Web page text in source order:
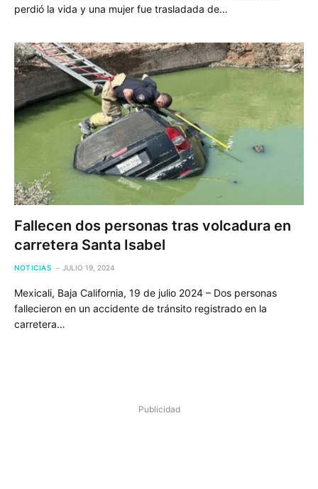
perdió la vida y una mujer fue trasladada de…
Fallecen dos personas tras volcadura en
carretera Santa Isabel
NOTICIAS JULIO 19, 2024
Mexicali, Baja California, 19 de julio 2024 – Dos personas
fallecieron en un accidente de tránsito registrado en la
carretera…
Publicidad